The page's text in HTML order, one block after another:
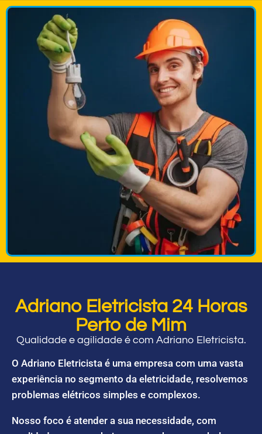
Adriano Eletricista 24 Horas
Perto de Mim
Qualidade e agilidade é com Adriano Eletricista.
O Adriano Eletricista é uma empresa com uma vasta
experiência no segmento da eletricidade, resolvemos
problemas elétricos simples e complexos.
Nosso foco é atender a sua necessidade, com